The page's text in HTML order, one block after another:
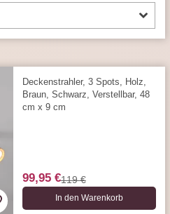
Deckenstrahler, 3 Spots, Holz,
Braun, Schwarz, Verstellbar, 48
cm x 9 cm
99,95 €119 €
In den Warenkorb